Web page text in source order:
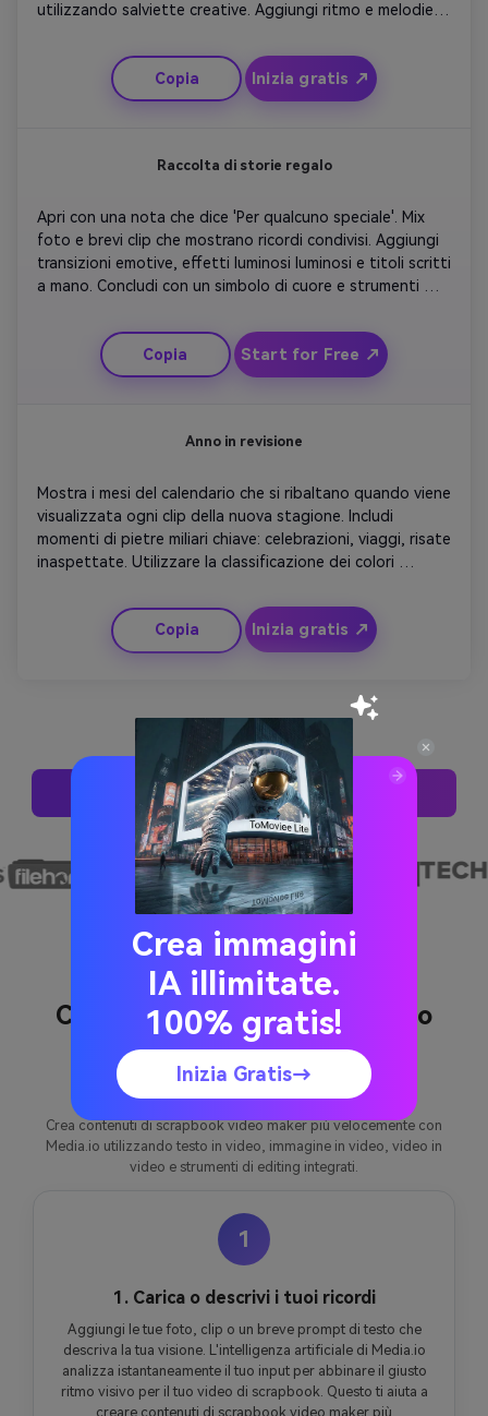
utilizzando salviette creative. Aggiungi ritmo e melodie di
coinvolti. Concludi con un testo motivazionale che
ricorda il potere della crescita e della creatività.
Copia Inizia gratis ↗
Raccolta di storie regalo
Apri con una nota che dice 'Per qualcuno speciale'. Mix
foto e brevi clip che mostrano ricordi condivisi. Aggiungi
transizioni emotive, effetti luminosi luminosi e titoli scritti
a mano. Concludi con un simbolo di cuore e strumenti
Copia Start for Free ↗
Anno in revisione
Mostra i mesi del calendario che si ribaltano quando viene
visualizzata ogni clip della nuova stagione. Includi
momenti di pietre miliari chiave: celebrazioni, viaggi, risate
inaspettate. Utilizzare la classificazione dei colori
highlight reel 2024, aggiungendo transizioni
cinematografiche per rendere il riepilogo in stile album
completo e edificante.
Copia Inizia gratis ↗
Genera Queste Idee Ora
Come creare Scrapbook Video
Maker con Media.io
Crea contenuti di scrapbook video maker più velocemente con
Media.io utilizzando testo in video, immagine in video, video in
video e strumenti di editing integrati.
1
1. Carica o descrivi i tuoi ricordi
Aggiungi le tue foto, clip o un breve prompt di testo che
descriva la tua visione. L'intelligenza artificiale di Media.io
analizza istantaneamente il tuo input per abbinare il giusto
ritmo visivo per il tuo video di scrapbook. Questo ti aiuta a
creare contenuti di scrapbook video maker più
Crea immagini
IA illimitate.
100% gratis!
Inizia Gratis→